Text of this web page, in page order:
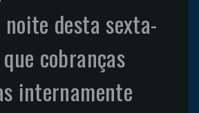
noite desta sexta-
cobranças
internamente